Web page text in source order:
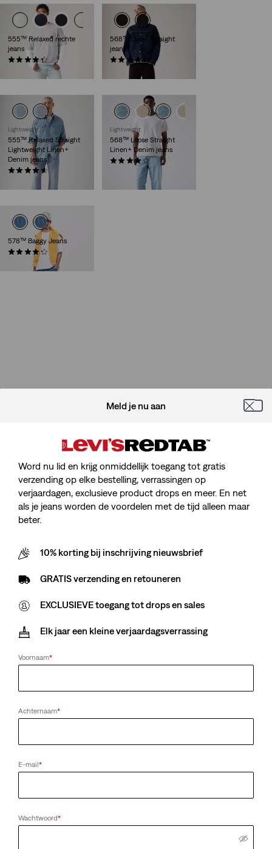
555™ Relaxed rechte
jeans
(369)
€ 109,95
568™ Loose Straight
jeans
(485)
€ 119,95
Lightweight
555™ Relaxed Straight
Lightweight Linen+
Denim jeans
Lightweight
568™ Loose Straight
Linen+ Denim jeans
(106)
578™ Baggy Jeans
(259)
€ 109,95
Meld je nu aan
Word nu lid en krijg onmiddellijk toegang tot gratis
verzending op elke bestelling, verrassingen op
verjaardagen, exclusieve product drops en meer. En net
als je jeans worden de voordelen met de tijd alleen maar
beter.
10% korting bij inschrijving nieuwsbrief
GRATIS verzending en retouneren
EXCLUSIEVE toegang tot drops en sales
Elk jaar een kleine verjaardagsverrassing
Voornaam*
Achternaam*
E-mail*
Wachtwoord*